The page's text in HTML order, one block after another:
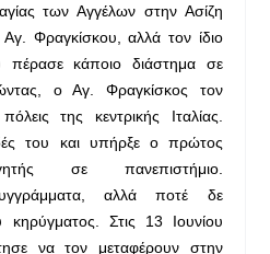
των Αγγέλων στην Ασίζη
Φραγκίσκου, αλλά τον ίδιο
κάποιο διάστημα σε
ο Αγ. Φραγκίσκος τον
της κεντρικής Ιταλίας.
του και υπήρξε ο πρώτος
σε πανεπιστήμιο.
αλλά ποτέ δε
Στις 13 Ιουνίου
να τον μεταφέρουν στην